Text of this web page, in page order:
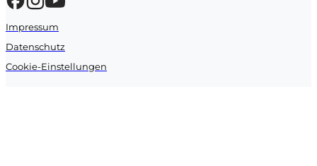
Impressum
Datenschutz
Cookie-Einstellungen